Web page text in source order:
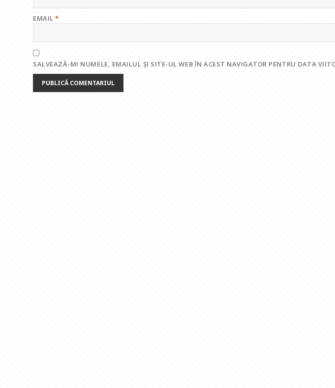
EMAIL*
SALVEAZĂ-MI NUMELE, EMAILUL ȘI SITE-UL WEB ÎN ACEST NAVIGATOR PENTRU DATA